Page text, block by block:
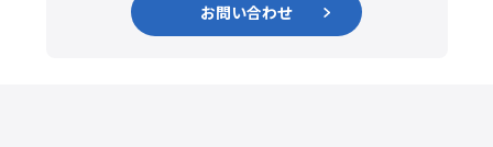
お問い合わせ